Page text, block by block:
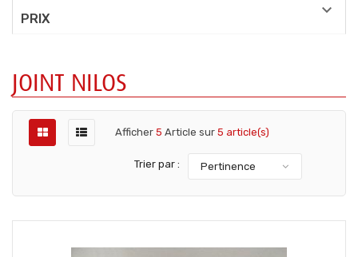
PRIX 
JOINT NILOS
Afficher 5 Article sur 5 article(s)
Trier par : Pertinence